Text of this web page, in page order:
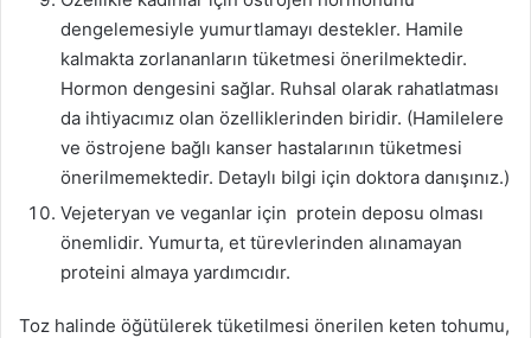
dengelemesiyle yumurtlamayı destekler. Hamile
kalmakta zorlananların tüketmesi önerilmektedir.
Hormon dengesini sağlar. Ruhsal olarak rahatlatması
da ihtiyacımız olan özelliklerinden biridir. (Hamilelere
ve östrojene bağlı kanser hastalarının tüketmesi
önerilmemektedir. Detaylı bilgi için doktora danışınız.)
Vejeteryan ve veganlar için protein deposu olması
önemlidir. Yumurta, et türevlerinden alınamayan
proteini almaya yardımcıdır.
Toz halinde öğütülerek tüketilmesi önerilen keten tohumu,